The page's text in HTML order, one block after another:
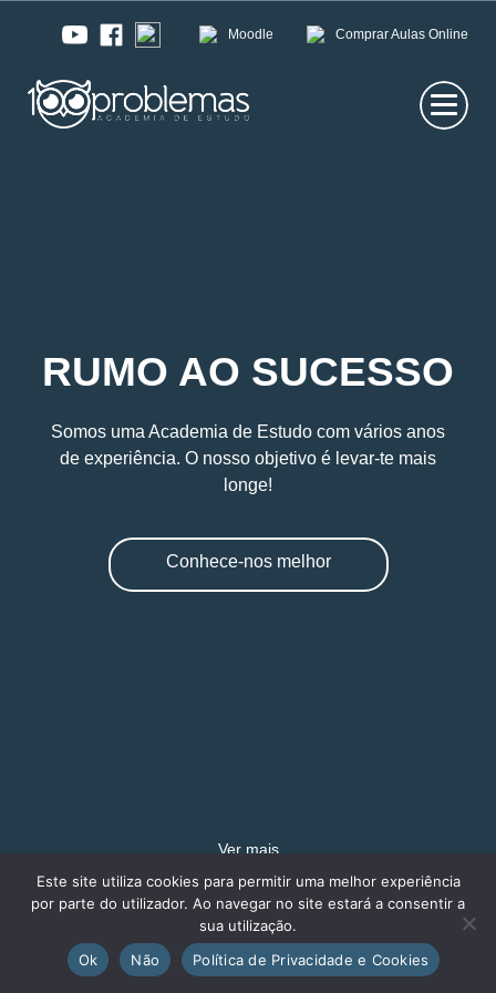
Moodle Comprar Aulas Online
RUMO AO SUCESSO
Somos uma Academia de Estudo com vários anos
de experiência. O nosso objetivo é levar-te mais
longe!
Conhece-nos melhor
Ver mais
Este site utiliza cookies para permitir uma melhor experiência
por parte do utilizador. Ao navegar no site estará a consentir a
sua utilização.
Ok
Não Política de Privacidade e Cookies